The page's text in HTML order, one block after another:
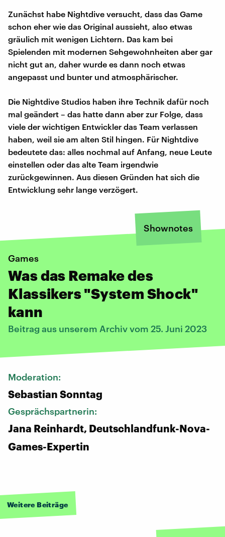
Zunächst habe Nightdive versucht, dass das Game
schon eher wie das Original aussieht, also etwas
gräulich mit wenigen Lichtern. Das kam bei
Spielenden mit modernen Sehgewohnheiten aber gar
nicht gut an, daher wurde es dann noch etwas
angepasst und bunter und atmosphärischer.
Die Nightdive Studios haben ihre Technik dafür noch
mal geändert – das hatte dann aber zur Folge, dass
viele der wichtigen Entwickler das Team verlassen
haben, weil sie am alten Stil hingen. Für Nightdive
bedeutete das: alles nochmal auf Anfang, neue Leute
einstellen oder das alte Team irgendwie
zurückgewinnen. Aus diesen Gründen hat sich die
Entwicklung sehr lange verzögert.
Shownotes
Games
Was das Remake des
Klassikers "System Shock"
kann
Beitrag aus unserem Archiv vom 25. Juni 2023
Moderation:
Sebastian Sonntag
Gesprächspartnerin:
Jana Reinhardt, Deutschlandfunk-Nova-
Games-Expertin
Weitere Beiträge